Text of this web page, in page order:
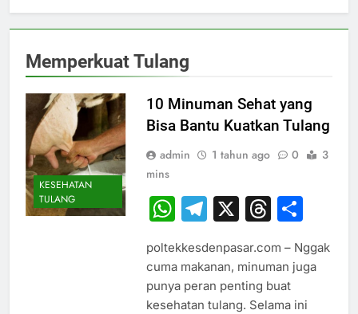
Memperkuat Tulang
KESEHATAN
TULANG
10 Minuman Sehat yang
Bisa Bantu Kuatkan Tulang
admin 1 tahun ago 0
3
mins
WhatsApp
Telegram
X
poltekkesdenpasar.com – Nggak
cuma makanan, minuman juga
punya peran penting buat
kesehatan tulang. Selama ini